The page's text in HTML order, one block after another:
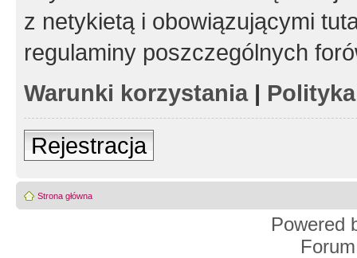
z netykietą i obowiązującymi
regulaminy poszczególnych
Warunki korzystania|
Rejestracja
Strona główna
Powered